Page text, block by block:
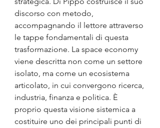
discorso con metodo,
accompagnando il lettore attraverso
le tappe fondamentali di questa
trasformazione. La space economy
viene descritta non come un settore
isolato, ma come un ecosistema
articolato, in cui convergono ricerca,
industria, finanza e politica. È
proprio questa visione sistemica a
costituire uno dei principali punti di